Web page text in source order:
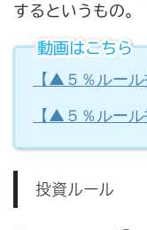
するというもの。
動画はこちら
【▲５％ルー
【▲５％ルー
投資ルール